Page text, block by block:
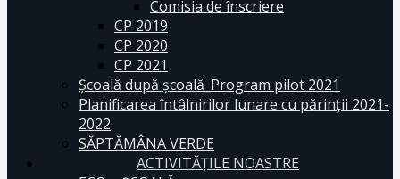
Comisia de înscriere
CP 2019
CP 2020
CP 2021
Școală după școală_Program pilot 2021
Planificarea întâlnirilor lunare cu părinții 2021-
2022
SĂPTĂMÂNA VERDE
ACTIVITĂȚILE NOASTRE